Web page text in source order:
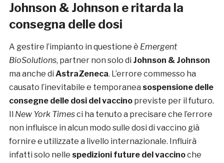
Johnson & Johnson e ritarda la
consegna delle dosi
A gestire l’impianto in questione è Emergent
BioSolutions, partner non solo di Johnson & Johnson
ma anche di AstraZeneca. L’errore commesso ha
causato l’inevitabile e temporanea sospensione delle
consegne delle dosi del vaccinopreviste per il futuro.
New York Timesci ha tenuto a precisare che l’errore
non influisce in alcun modo sulle dosi di vaccino già
fornire e utilizzate a livello internazionale. Influirà
infatti solo nelle spedizioni future del vaccinoche